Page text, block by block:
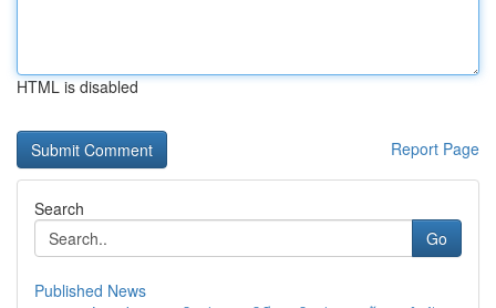
HTML is disabled
Report Page
Search
Go
Published News